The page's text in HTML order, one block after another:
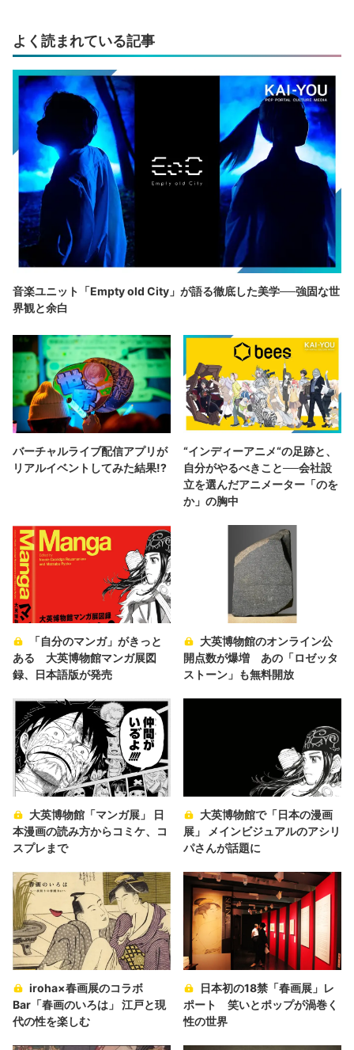
よく読まれている記事
音楽ユニット「Empty old City」が語る徹底した美学──強固な世
界観と余白
バーチャルライブ配信アプリが
リアルイベントしてみた結果!?
“インディーアニメ“の足跡と、
自分がやるべきこと──会社設
立を選んだアニメーター「のを
か」の胸中
「自分のマンガ」がきっと
ある 大英博物館マンガ展図
録、日本語版が発売
大英博物館のオンライン公
開点数が爆増 あの「ロゼッタ
ストーン」も無料開放
大英博物館「マンガ展」 日
本漫画の読み方からコミケ、コ
スプレまで
大英博物館で「日本の漫画
展」 メインビジュアルのアシリ
パさんが話題に
iroha×春画展のコラボ
Bar「春画のいろは」 江戸と現
代の性を楽しむ
日本初の18禁「春画展」レ
ポート 笑いとポップが渦巻く
性の世界